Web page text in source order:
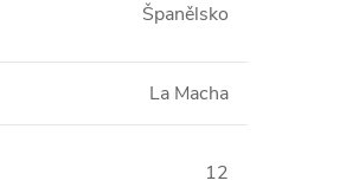
Španělsko
La Macha
12